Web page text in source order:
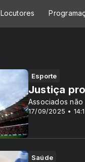
Locutores
Esporte
17/09/2025 •
Justiça
Associados
Saúde